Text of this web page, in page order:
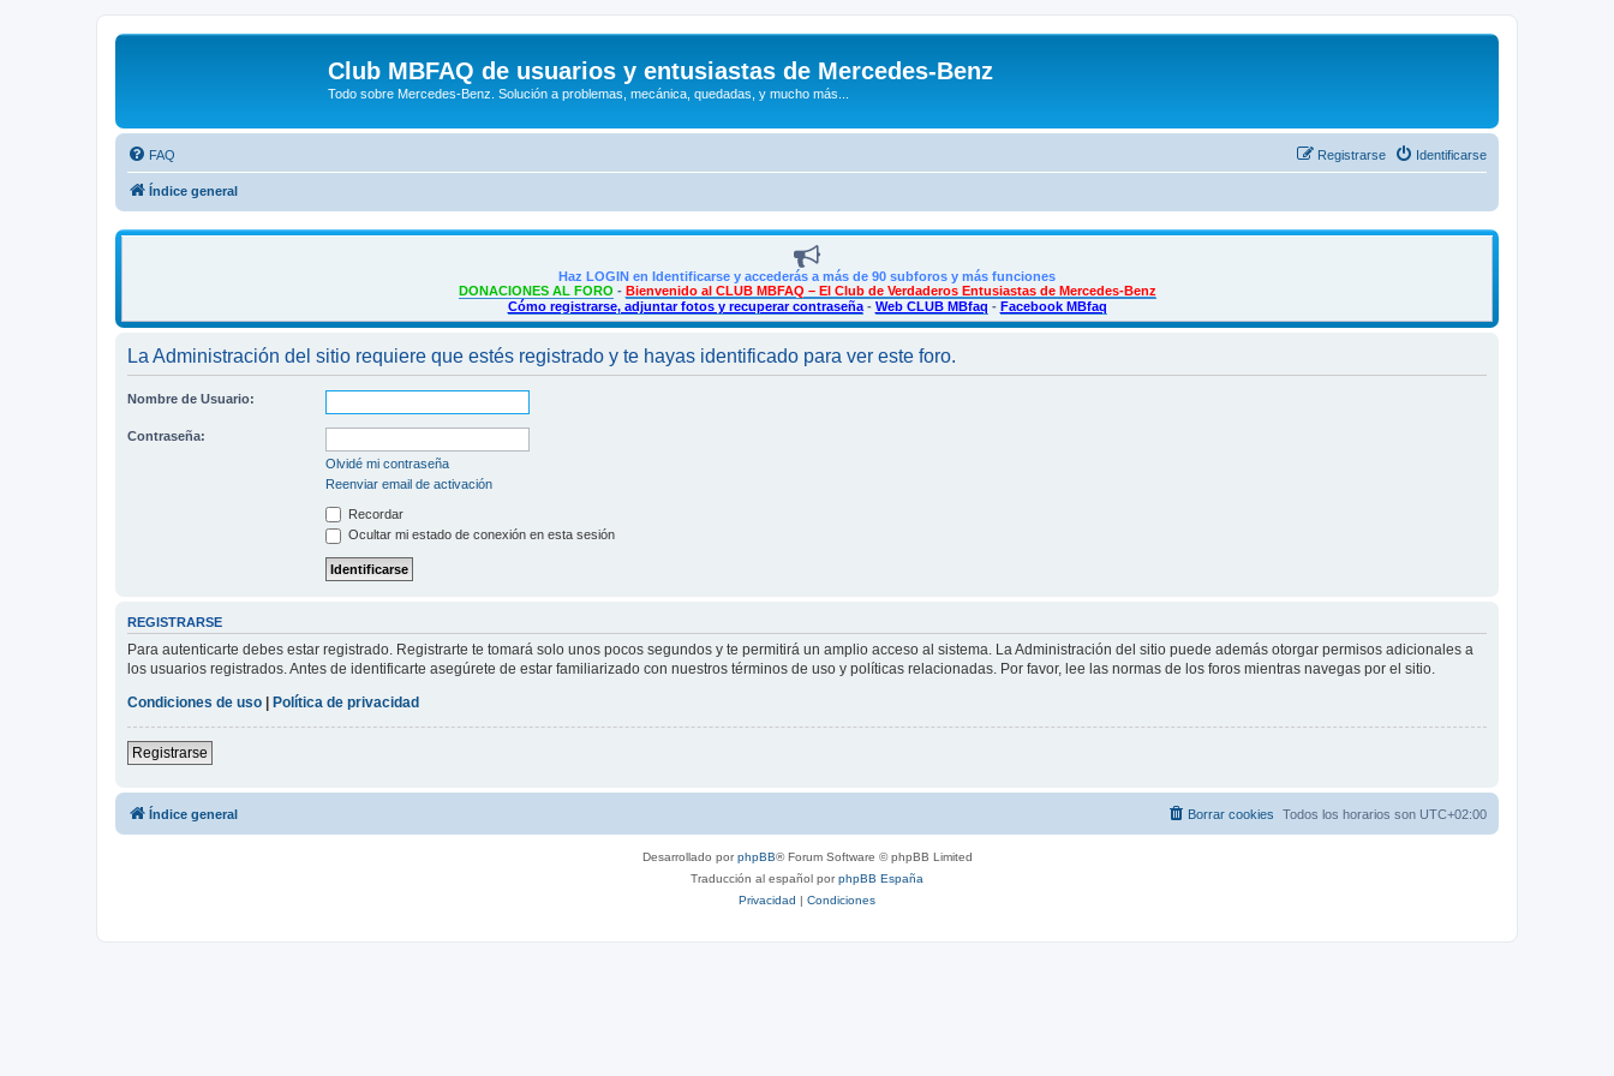
Club MBFAQ de usuarios y entusiastas de Mercedes-Benz
Todo sobre Mercedes-Benz. Solución a problemas, mecánica, quedadas, y mucho más...
FAQ Identificarse
Registrarse
Índice general
Haz LOGIN en Identificarse y accederás a más de 90 subforos y más funciones
DONACIONES AL FORO - Bienvenido al CLUB MBFAQ – El Club de Verdaderos Entusiastas de Mercedes-Benz
Cómo registrarse, adjuntar fotos y recuperar contraseña- Web CLUB MBfaq - Facebook MBfaq
La Administración del sitio requiere que estés registrado y te hayas identificado para ver este foro.
Nombre de Usuario:
Contraseña:
Olvidé mi contraseña
Reenviar email de activación
Recordar
Ocultar mi estado de conexión en esta sesión
REGISTRARSE
Para autenticarte debes estar registrado. Registrarte te tomará solo unos pocos segundos y te permitirá un amplio acceso al sistema. La Administración del sitio puede además otorgar permisos adicionales a
los usuarios registrados. Antes de identificarte asegúrete de estar familiarizado con nuestros términos de uso y políticas relacionadas. Por favor, lee las normas de los foros mientras navegas por el sitio.
Condiciones de uso
Política de privacidad
Registrarse
Índice general Todos los horarios son UTC+02:00
Borrar cookies
Desarrollado porphpBB® Forum Software © phpBB Limited
Traducción al español porphpBB España
Privacidad | Condiciones